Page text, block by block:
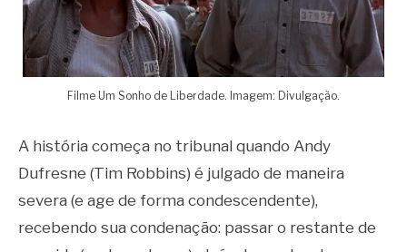
Filme Um Sonho de Liberdade. Imagem: Divulgação.
A história começa no tribunal quando Andy
Dufresne (Tim Robbins) é julgado de maneira
severa (e age de forma condescendente),
recebendo sua condenação: passar o restante de